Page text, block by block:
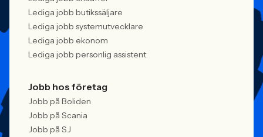
Lediga jobb butikssäljare
Lediga jobb systemutvecklare
Lediga jobb ekonom
Lediga jobb personlig assistent
Jobb hos företag
Jobb på Boliden
Jobb på Scania
Jobb på SJ